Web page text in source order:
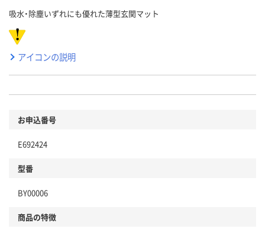
吸水・除塵いずれにも優れた薄型玄関マット
アイコンの説明
お申込番号
E692424
型番
BY00006
商品の特徴